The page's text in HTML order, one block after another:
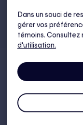
Dans un souci de
gérer vos
témoins. Consultez
d'utilisation.